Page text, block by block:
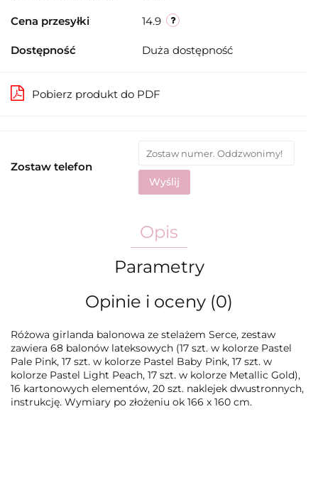
Cena przesyłki 14.9
Dostępność Duża dostępność
Pobierz produkt do PDF
Zostaw telefon
Wyślij
Opis
Parametry
Opinie i oceny (0)
Różowa girlanda balonowa ze stelażem Serce, zestaw
zawiera 68 balonów lateksowych (17 szt. w kolorze Pastel
Pale Pink, 17 szt. w kolorze Pastel Baby Pink, 17 szt. w
kolorze Pastel Light Peach, 17 szt. w kolorze Metallic Gold),
16 kartonowych elementów, 20 szt. naklejek dwustronnych,
instrukcję. Wymiary po złożeniu ok 166 x 160 cm.